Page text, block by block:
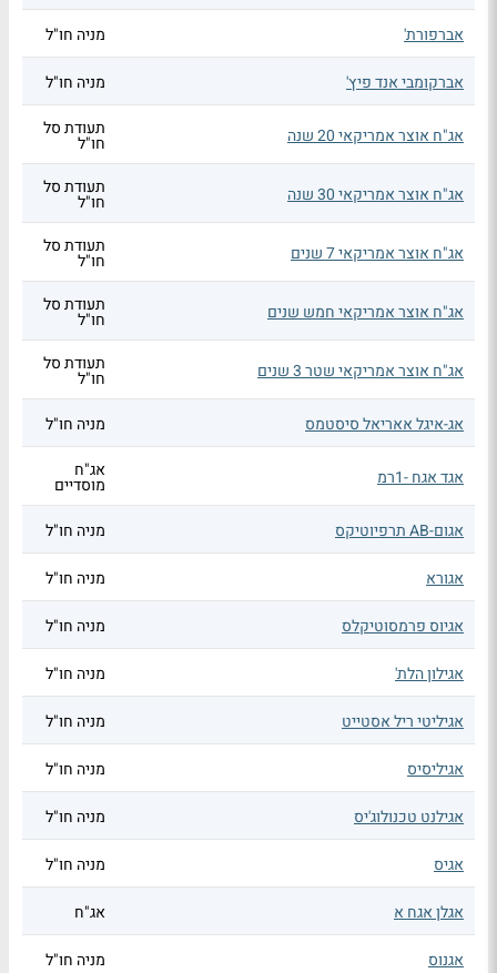
אברפורת' מניה חו"ל
אברקומבי אנד פיץ' מניה חו"ל
אג"ח אוצר אמריקאי 20 שנה תעודת סל
חו"ל
אג"ח אוצר אמריקאי 30 שנה תעודת סל
חו"ל
אג"ח אוצר אמריקאי 7 שנים תעודת סל
חו"ל
אג"ח אוצר אמריקאי חמש שנים תעודת סל
חו"ל
אג"ח אוצר אמריקאי שטר 3 שנים תעודת סל
חו"ל
אג-איגל אאריאל סיסטמס
מניה חו"ל
אגד אגח -1רמ אג"ח
מוסדיים
אגום-AB תרפיוטיקס
מניה חו"ל
אגורא מניה חו"ל
אגיוס פרמסוטיקלס מניה חו"ל
אגילון הלת' מניה חו"ל
אגיליטי ריל אסטייט מניה חו"ל
אגיליסיס מניה חו"ל
אגילנט טכנולוג'יס מניה חו"ל
אגיס מניה חו"ל
אגלן אגח א אג"ח
אגנוס מניה חו"ל